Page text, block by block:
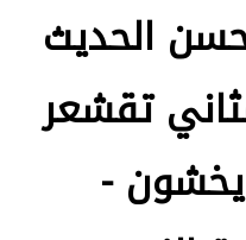
الحديث
تقشعر
يخشون -